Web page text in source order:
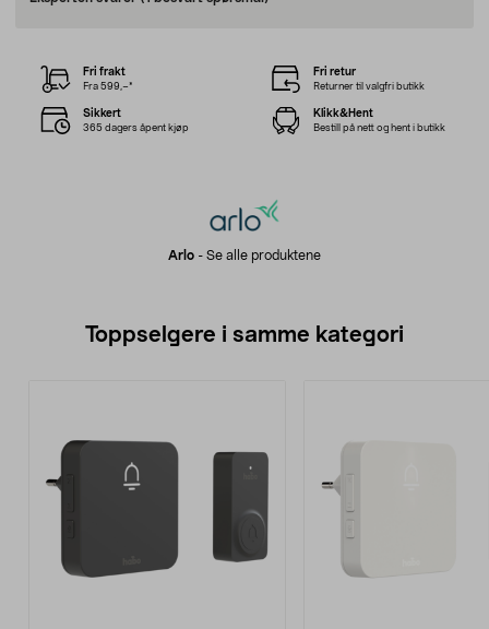
Arlo - Se alle produktene
Fri frakt
Fra 599,–*
Fri retur
Returner til valgfri butikk
Sikkert
365 dagers åpent kjøp
Klikk&Hent
Bestill på nett og hent i butikk
Toppselgere i samme kategori